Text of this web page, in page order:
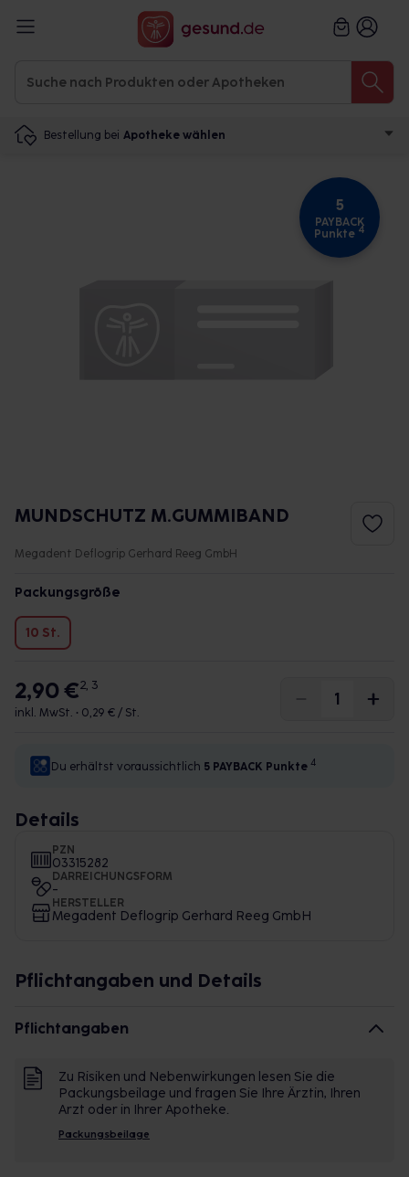
Bestellung bei Apotheke wählen
5
PAYBACK
Punkte 4
MUNDSCHUTZ M.GUMMIBAND
Megadent Deflogrip Gerhard Reeg GmbH
Packungsgröße
10 St.
2,90 €2, 3
inkl. MwSt. • 0,29 € / St.
Du erhältst voraussichtlich 5 PAYBACK Punkte 4
Details
PZN
03315282
DARREICHUNGSFORM
-
HERSTELLER
Megadent Deflogrip Gerhard Reeg GmbH
Pflichtangaben und Details
Pflichtangaben
Zu Risiken und Nebenwirkungen lesen Sie die
Packungsbeilage und fragen Sie Ihre Ärztin, Ihren
Arzt oder in Ihrer Apotheke.
Packungsbeilage